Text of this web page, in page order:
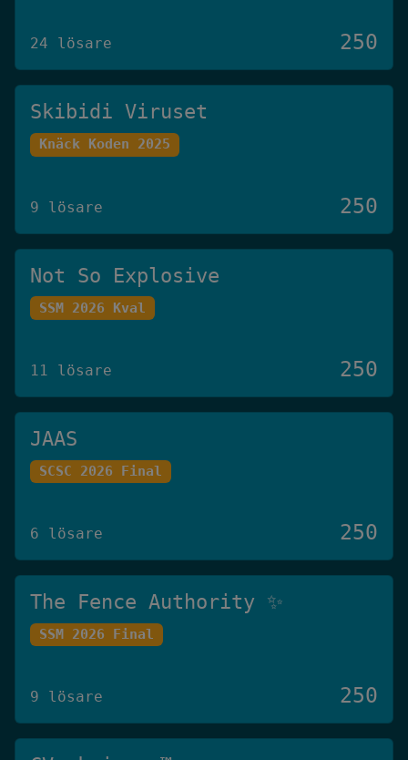
24 lösare 250
Skibidi Viruset
Knäck Koden 2025
9 lösare 250
Not So Explosive
SSM 2026 Kval
11 lösare 250
JAAS
SCSC 2026 Final
6 lösare 250
The Fence Authority ✨
SSM 2026 Final
9 lösare 250